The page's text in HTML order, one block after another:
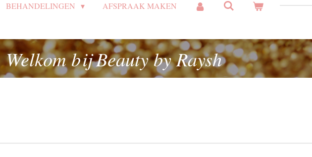
BEHANDELINGEN AFSPRAAK MAKEN
Welkom bij Beauty by Raysh